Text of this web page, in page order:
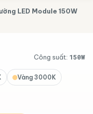
LED Module 150W
Công suất: 150W
Vàng 3000K